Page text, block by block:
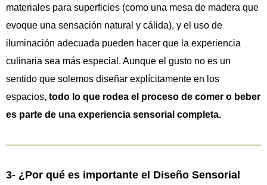
materiales para superficies (como una mesa de madera que
evoque una sensación natural y cálida), y el uso de
iluminación adecuada pueden hacer que la experiencia
culinaria sea más especial. Aunque el gusto no es un
sentido que solemos diseñar explícitamente en los
espacios, todo lo que rodea el proceso de comer o beber
es parte de una experiencia sensorial completa.
3- ¿Por qué es importante el Diseño Sensorial